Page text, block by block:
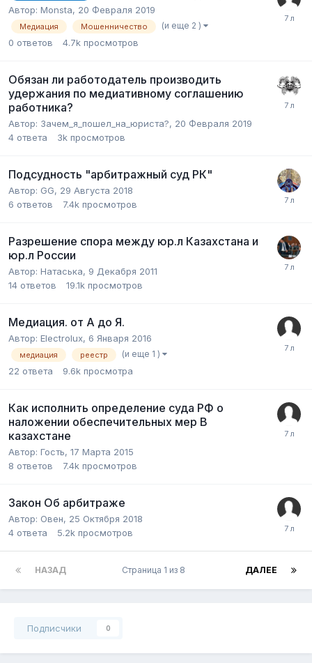
Автор: Monsta, 20 Февраля 2019
Медиация Мошенничество (и еще 2 )
0 ответов 4.7k просмотров
Обязан ли работодатель производить
удержания по медиативному соглашению
работника?
Автор: Зачем_я_пошел_на_юриста?, 20 Февраля 2019
4 ответа 3k просмотров
Подсудность "арбитражный суд РК"
Автор: GG, 29 Августа 2018
6 ответов 7.4k просмотров
Разрешение спора между юр.л Казахстана и
юр.л России
Автор: Натаська, 9 Декабря 2011
14 ответов 19.1k просмотров
Медиация. от А до Я.
Автор: Electrolux, 6 Января 2016
медиация реестр (и еще 1 )
22 ответа 9.6k просмотра
Как исполнить определение суда РФ о
наложении обеспечительных мер В
казахстане
Автор: Гость, 17 Марта 2015
8 ответов 7.4k просмотров
Закон Об арбитраже
Автор: Овен, 25 Октября 2018
4 ответа 5.2k просмотров
НАЗАД ДАЛЕЕ
Страница 1 из 8
Подписчики 0